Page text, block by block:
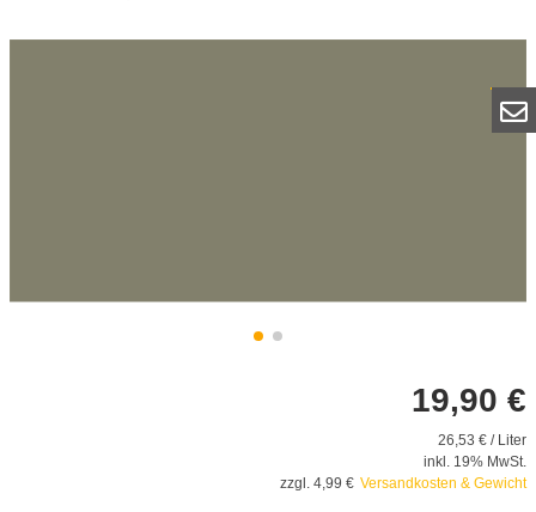
19,90 €
26,53 € / Liter
inkl. 19% MwSt.
zzgl. 4,99 € Versandkosten & Gewicht